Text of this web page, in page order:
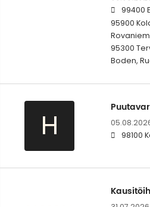
99400
95900
95300
Boden,
H
98100